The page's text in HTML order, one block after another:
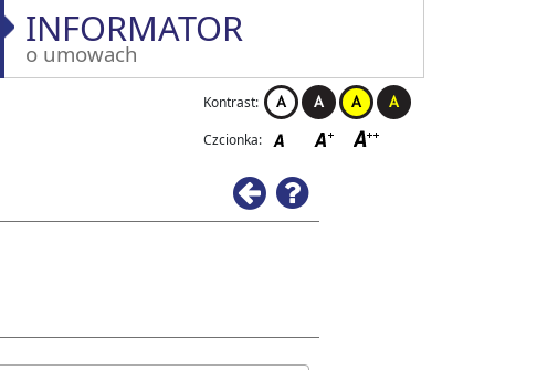
INFORMATOR
o umowach
Kontrast:
Czcionka:
Wstecz
Pomoc